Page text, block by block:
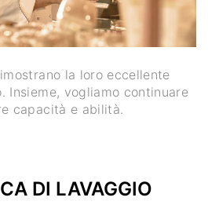
la loro eccellente
Insieme, vogliamo continuare
capacità e abilità.
DI LAVAGGIO